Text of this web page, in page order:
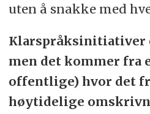
uten å snakke med
Klarspråksinitiativer
men det kommer fra
offentlige) hvor det
høytidelige